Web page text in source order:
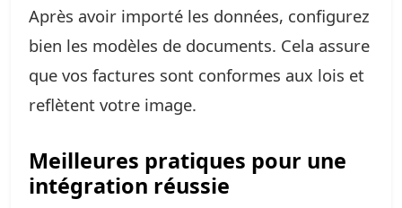
Après avoir importé les données, configurez
bien les modèles de documents. Cela assure
que vos factures sont conformes aux lois et
reflètent votre image.
Meilleures pratiques pour une
intégration réussie